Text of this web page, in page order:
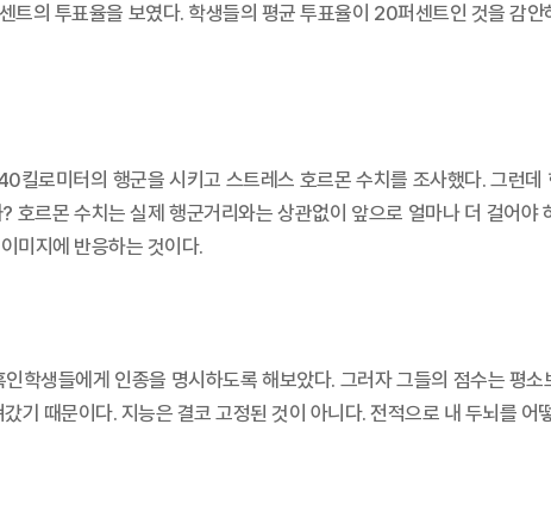
의 투표율을 보였다. 학생들의 평균 투표율이 20퍼센트인 것을 감
킬로미터의 행군을 시키고 스트레스 호르몬 수치를 조사했다. 그런
르몬 수치는 실제 행군거리와는 상관없이 앞으로 얼마나 더 걸어야
미지에 반응하는 것이다.
학생들에게 인종을 명시하도록 해보았다. 그러자 그들의 점수는 평
기 때문이다. 지능은 결코 고정된 것이 아니다. 전적으로 내 두뇌를 어